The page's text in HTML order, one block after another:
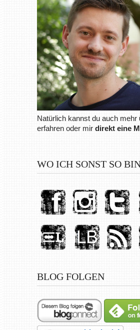
Natürlich kannst du auch mehr
erfahren oder mir direkt eine
WO ICH SONST SO
BLOG FOLGEN